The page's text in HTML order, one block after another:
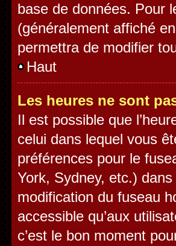
base de données. Pour
(généralement affiché
permettra de modifier
Haut
Les heures ne sont
Il est possible que
celui dans lequel vous
préférences pour le
York, Sydney, etc.)
modification du fuseau
accessible qu’aux
c’est le bon moment